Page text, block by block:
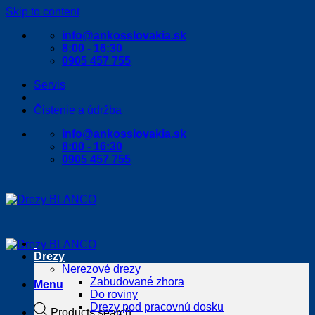
Skip to content
info@ankosslovakia.sk
8:00 - 16:30
0905 457 755
Servis
Čistenie a údržba
info@ankosslovakia.sk
8:00 - 16:30
0905 457 755
Menu
Products search
Drezy
Nerezové drezy
Zabudované zhora
Do roviny
Drezy pod pracovnú dosku